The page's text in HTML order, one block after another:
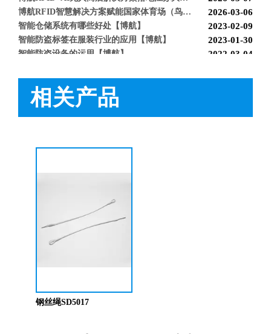
2026-03-06
智能仓储系统有哪些好处【博航】 2023-02-09
智能防盗标签在服装行业的应用【博航】 2023-01-30
智能防盗设备的运用【博航】 2022-03-04
RFID与声磁防盗有什么区别呢？博航小编来解答【博航】 2022-01-26
相关产品
取钉器SD603 服装防盗中榔头SD1523/SD1023
钢丝绳SD5017